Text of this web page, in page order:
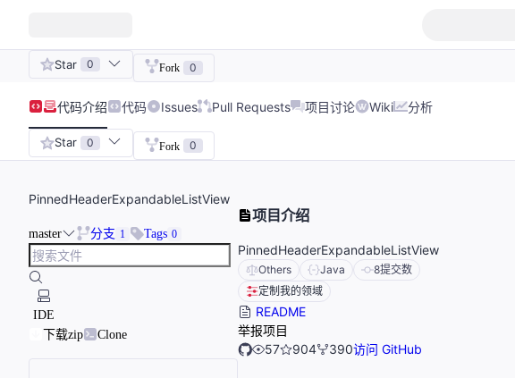
Star 0 Fork 0
代码介绍 代码 Issues Pull Requests 项目讨论 Wiki 分析
Star 0 Fork 0
PinnedHeaderExpandableListView
master 分支 1 Tags 0
IDE
下载zip
Clone
项目介绍
PinnedHeaderExpandableListView
Others Java 8提交数
定制我的领域
README
举报项目
57
904 390访问 GitHub